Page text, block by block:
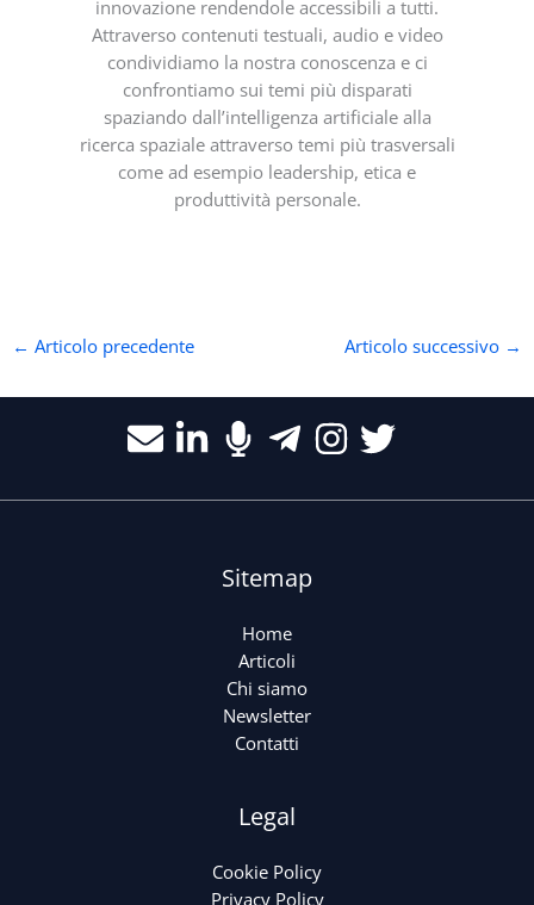
innovazione rendendole accessibili a tutti.
Attraverso contenuti testuali, audio e video
condividiamo la nostra conoscenza e ci
confrontiamo sui temi più disparati
spaziando dall’intelligenza artificiale alla
ricerca spaziale attraverso temi più trasversali
come ad esempio leadership, etica e
produttività personale.
← Articolo precedente Articolo successivo →
Sitemap
Home
Articoli
Chi siamo
Newsletter
Contatti
Legal
Cookie Policy
Privacy Policy